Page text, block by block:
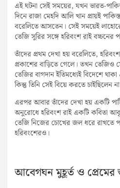
এই ঘটনা সেই সময়ের, যখন ভারত-
দিনে রাজা মেহদি আলি খান প্রায়ই
বরেলিতে আসতেন। সেই সময়েই
তেজি সুরির সঙ্গে হরিবংশ রাই
তাঁদের প্রথম দেখা হয় বরেলিতে,
প্রকাশের বাড়িতে গেলে। তখন তেজিও
তেজির বাগদান ইতিমধ্যেই বিদেশে
কিন্তু তিনি সেই বিয়ে করতে চাইছিলেন
এরপর আবার তাঁদের দেখা হয় একটি
অনুরোধে হরিবংশ রাই একটি কবিতা
তেজি নিজের চোখের জল ধরে রাখতে
হরিবংশেরও।
আবেগঘন মুহূর্ত ও